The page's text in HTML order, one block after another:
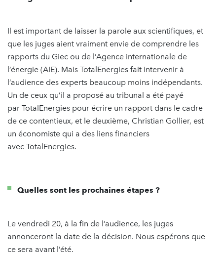
Il est important de laisser la parole aux scientifiques, et
que les juges aient vraiment envie de comprendre les
rapports du Giec ou de l’Agence internationale de
l’énergie (AIE). Mais TotalEnergies fait intervenir à
l’audience des experts beaucoup moins indépendants.
Un de ceux qu’il a proposé au tribunal a été payé
par TotalEnergies pour écrire un rapport dans le cadre
de ce contentieux, et le deuxième, Christian Gollier, est
un économiste qui a des liens financiers
avec TotalEnergies.
Quelles sont les prochaines étapes ?
Le vendredi 20, à la fin de l’audience, les juges
annonceront la date de la décision. Nous espérons que
ce sera avant l’été.